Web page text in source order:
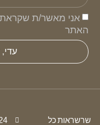
אני מאשר/ת
האתר
עדי,
שרשראותכל